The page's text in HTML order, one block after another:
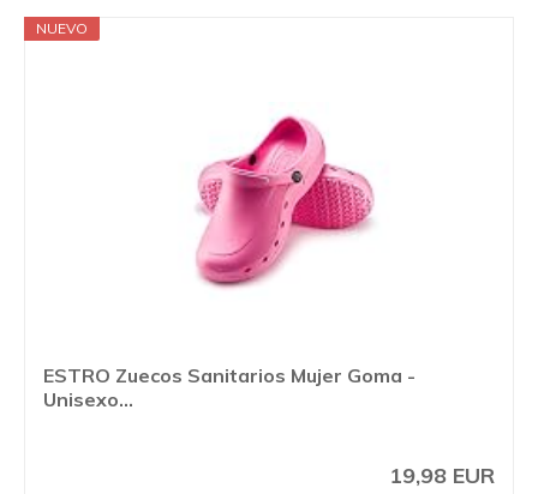
NUEVO
ESTRO Zuecos Sanitarios Mujer Goma -
Unisexo...
19,98 EUR